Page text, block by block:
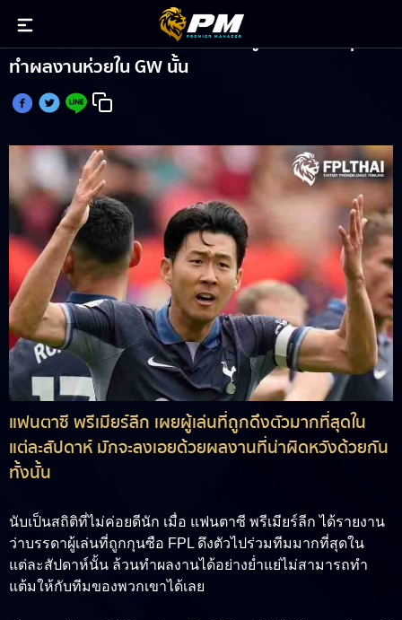
สถิติชี้แข้ง แฟนตาซี พรีเมียร์ลีก ที่ถูกดึงตัวมากสุดมัก
ทำผลงานห่วยใน GW นั้น
แฟนตาซี พรีเมียร์ลีก เผยผู้เล่นที่ถูกดึงตัวมากที่สุดใน
แต่ละสัปดาห์ มักจะลงเอยด้วยผลงานที่น่าผิดหวังด้วยกัน
ทั้งนั้น
นับเป็นสถิติที่ไม่ค่อยดีนัก เมื่อ แฟนตาซี พรีเมียร์ลีก ได้รายงาน
ว่าบรรดาผู้เล่นที่ถูกกุนซือ FPL ดึงตัวไปร่วมทีมมากที่สุดใน
แต่ละสัปดาห์นั้น ล้วนทำผลงานได้อย่างย่ำแย่ไม่สามารถทำ
แต้มให้กับทีมของพวกเขาได้เลย